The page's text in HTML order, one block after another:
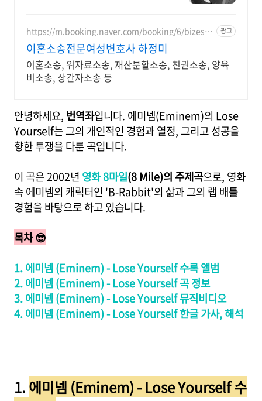
https://m.booking.naver.com/booking/6/bizes/1
47504
광고
이혼소송전문여성변호사 하정미
이혼소송, 위자료소송, 재산분할소송, 친권소송, 양육
비소송, 상간자소송 등
안녕하세요, 번역좌입니다. 에미넴(Eminem)의 Lose
Yourself는 그의 개인적인 경험과 열정, 그리고 성공을
향한 투쟁을 다룬 곡입니다.
이 곡은 2002년 영화 8마일(8 Mile)의 주제곡으로, 영화
속 에미넴의 캐릭터인 'B-Rabbit'의 삶과 그의 랩 배틀
경험을 바탕으로 하고 있습니다.
목차 😎
1. 에미넴 (Eminem) - Lose Yourself 수록 앨범
2. 에미넴 (Eminem) - Lose Yourself 곡 정보
3. 에미넴 (Eminem) - Lose Yourself 뮤직비디오
4. 에미넴 (Eminem) - Lose Yourself 한글 가사, 해석
1.에미넴 (Eminem) - Lose Yourself 수